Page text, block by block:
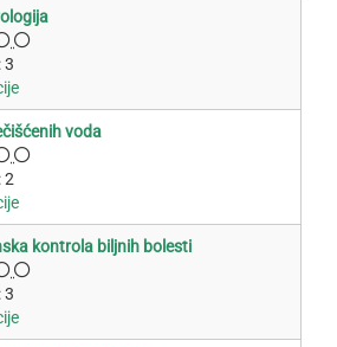
3
voda
2
kontrola biljnih bolesti
3